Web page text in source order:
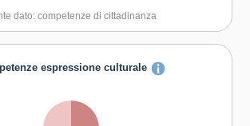
dato: competenze di cittadinanza
espressione culturale